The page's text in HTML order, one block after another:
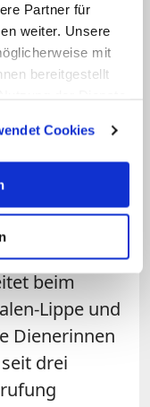
Partner für
weiter. Unsere
mit
bereitgestellt
Cookies
"Dienerinnen
Dana
beim
Lippe und
Dienerinnen
drei